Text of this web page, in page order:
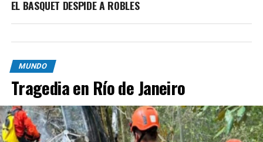
EL BASQUET DESPIDE A ROBLES
MUNDO
Tragedia en Río de Janeiro